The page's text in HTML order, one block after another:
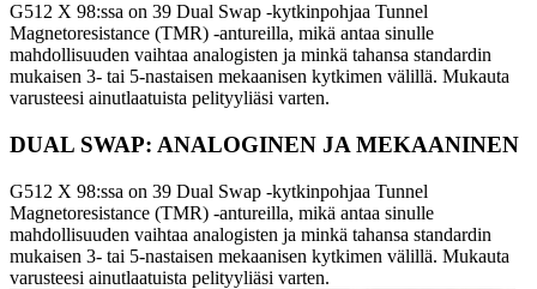
G512 X 98:ssa on 39 Dual Swap -kytkinpohjaa Tunnel
Magnetoresistance (TMR) -antureilla, mikä antaa sinulle
mahdollisuuden vaihtaa analogisten ja minkä tahansa standardin
mukaisen 3- tai 5-nastaisen mekaanisen kytkimen välillä. Mukauta
varusteesi ainutlaatuista pelityyliäsi varten.
DUAL SWAP: ANALOGINEN JA MEKAANINEN
G512 X 98:ssa on 39 Dual Swap -kytkinpohjaa Tunnel
Magnetoresistance (TMR) -antureilla, mikä antaa sinulle
mahdollisuuden vaihtaa analogisten ja minkä tahansa standardin
mukaisen 3- tai 5-nastaisen mekaanisen kytkimen välillä. Mukauta
varusteesi ainutlaatuista pelityyliäsi varten.